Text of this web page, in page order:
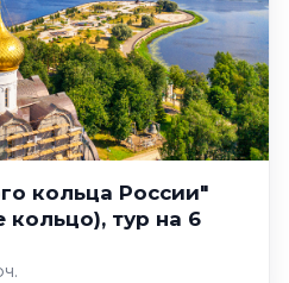
кольца России"
кольцо), тур на 6